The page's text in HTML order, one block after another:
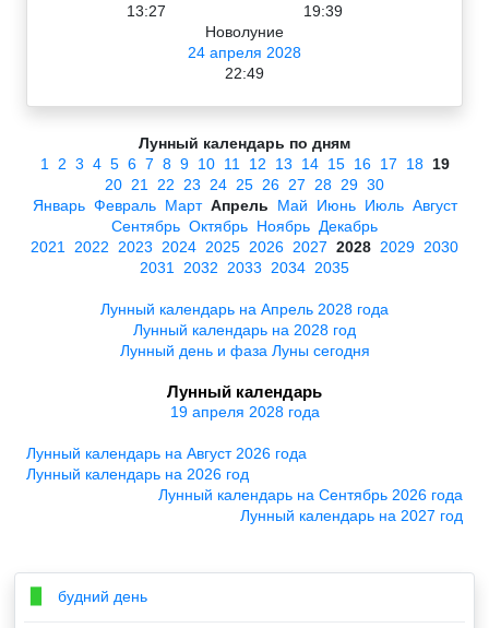
13:27
19:39
Новолуние
24 апреля 2028
22:49
Лунный календарь по дням
1
2 3 4 5 6 7 8 9 10 11 12 13 14 15 16 17 18 19
20 21 22 23 24 25 26 27 28 29 30
Январь Февраль Март Апрель Май Июнь Июль Август
Сентябрь Октябрь Ноябрь Декабрь
2021
2022 2023 2024 2025 2026 2027 2028 2029 2030
2031
2032 2033 2034 2035
Лунный календарь на Апрель 2028 года
Лунный календарь на 2028 год
Лунный день и фаза Луны сегодня
Лунный календарь
19 апреля 2028 года
Лунный календарь на Август 2026 года
Лунный календарь на 2026 год
Лунный календарь на Сентябрь 2026 года
Лунный календарь на 2027 год
будний день